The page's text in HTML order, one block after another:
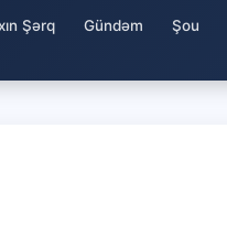
Şərq Gündəm Şou